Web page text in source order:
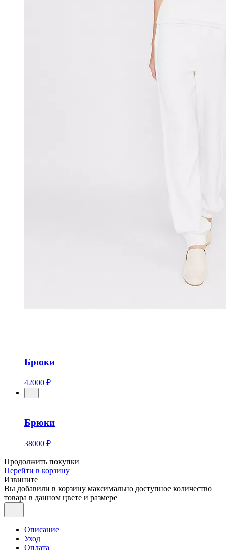
Брюки
42000 ₽
Брюки
38000 ₽
Продолжить покупки
Перейти в корзину
Извините
Вы добавили в корзину максимально доступное количество
товара в данном цвете и размере
Описание
Уход
Оплата